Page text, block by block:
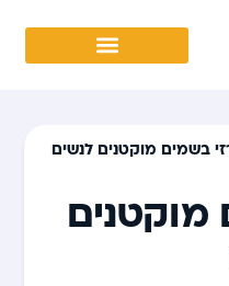
בשמים מוקטנים לנשים